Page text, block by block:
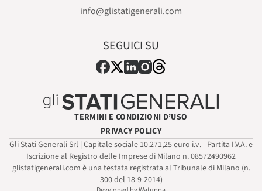
info@glistatigenerali.com
SEGUICI SU
TERMINI E CONDIZIONI D’USO
PRIVACY POLICY
Gli Stati Generali Srl | Capitale sociale 10.271,25 euro i.v. - Partita I.V.A. e
Iscrizione al Registro delle Imprese di Milano n. 08572490962
glistatigenerali.com è una testata registrata al Tribunale di Milano (n.
300 del 18-9-2014)